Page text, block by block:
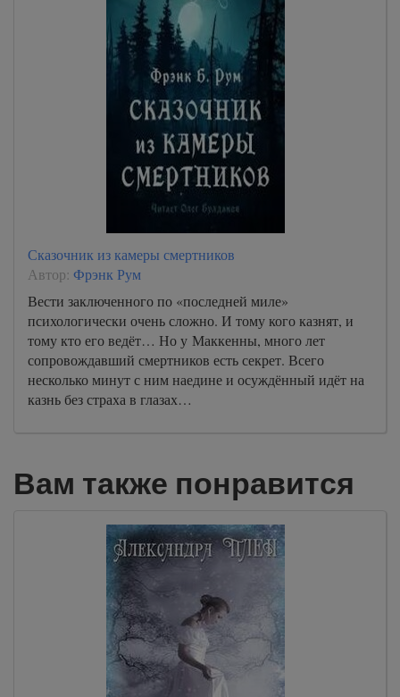
Сказочник из камеры смертников
Автор: Фрэнк Рум
Вести заключенного по «последней миле»
психологически очень сложно. И тому кого казнят, и
тому кто его ведёт… Но у Маккенны, много лет
сопровождавший смертников есть секрет. Всего
несколько минут с ним наедине и осуждённый идёт на
казнь без страха в глазах…
Вам также понравится